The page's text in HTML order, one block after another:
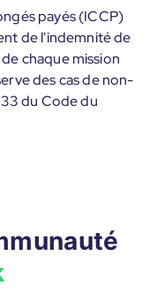
payés (ICCP)
de l'indemnité de
chaque mission
des cas de non-
du Code du